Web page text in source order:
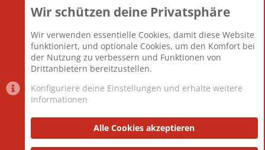
Themen
Mitglieder
12.427
Neuestes Mitglied
Berlin
Datenschutzerklärung Impressum
Wir schützen deine Privatsphäre
Wir verwenden essentielle Cookies, damit diese Website
funktioniert, und optionale Cookies, um den Komfort bei
der Nutzung zu verbessern und Funktionen von
Drittanbietern bereitzustellen.
Konfiguriere deine Einstellungen und erhalte weitere
Informationen
Alle Cookies akzeptieren